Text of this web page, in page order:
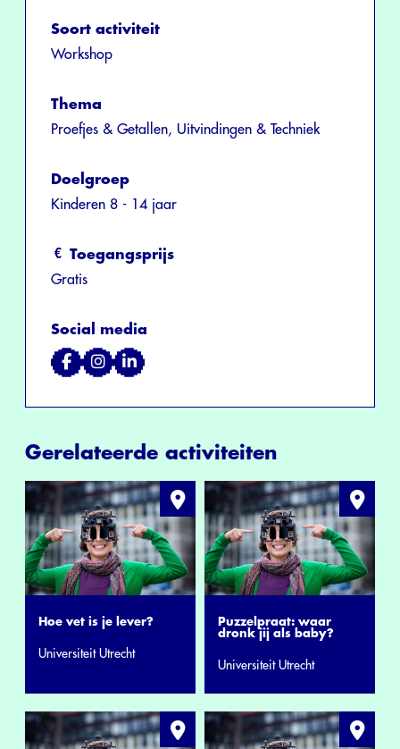
Soort activiteit
Workshop
Thema
Proefjes & Getallen, Uitvindingen & Techniek
Doelgroep
Kinderen 8 - 14 jaar
Toegangsprijs
Gratis
Social media
Gerelateerde activiteiten
Hoe vet is je lever?
Universiteit Utrecht
Puzzelpraat: waar
dronk jij als baby?
Universiteit Utrecht